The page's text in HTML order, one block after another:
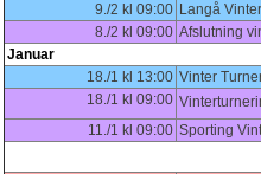
9./2 kl 09:00 Langå
8./2 kl 09:00 Afslutning
Januar
18./1 kl 13:00 Vinter
18./1 kl 09:00
11./1 kl 09:00 Sporting